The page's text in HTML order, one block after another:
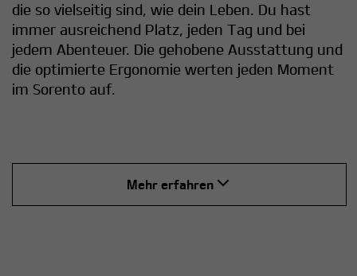
die so vielseitig sind, wie dein Leben. Du hast
immer ausreichend Platz, jeden Tag und bei
jedem Abenteuer. Die gehobene Ausstattung und
die optimierte Ergonomie werten jeden Moment
im Sorento auf.
Mehr erfahren